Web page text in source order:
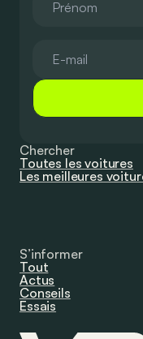
Chercher
Toutes les voitures
Les meilleures
S’informer
Tout
Actus
Conseils
Essais